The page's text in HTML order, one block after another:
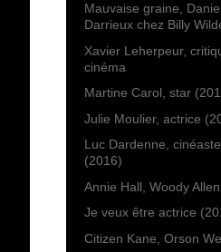
Mauvaise graine,
Darrieux chez Billy
Xavier Leherpeur,
cinéma
Martine Carol, star
Julie Moulier, actrice
Luc Dardenne, cinéaste
(2016)
Annie Hall, Woody Allen
Je veux être actrice
Citizen Kane, Orson